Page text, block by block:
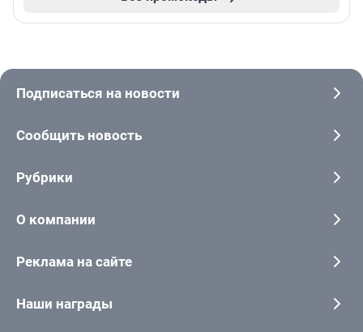
Подписаться на новости
Сообщить новость
Рубрики
О компании
Реклама на сайте
Наши награды